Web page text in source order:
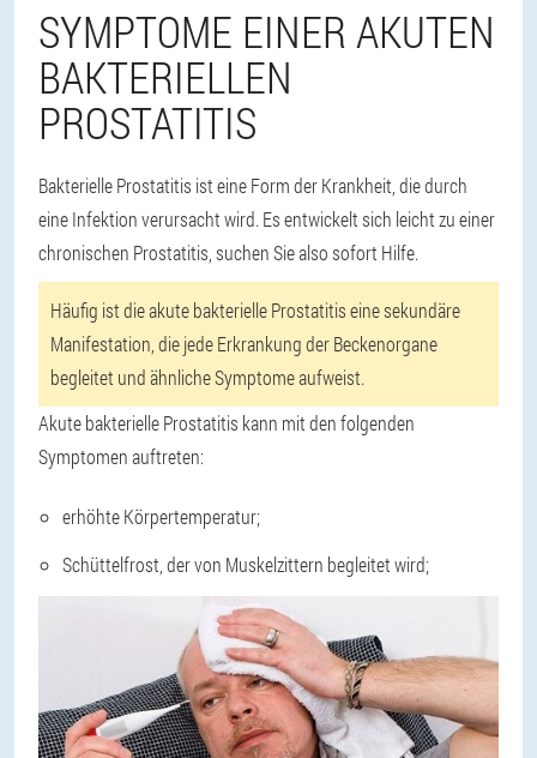
SYMPTOME EINER AKUTEN
BAKTERIELLEN
PROSTATITIS
Bakterielle Prostatitis ist eine Form der Krankheit, die durch
eine Infektion verursacht wird. Es entwickelt sich leicht zu einer
chronischen Prostatitis, suchen Sie also sofort Hilfe.
Häufig ist die akute bakterielle Prostatitis eine sekundäre
Manifestation, die jede Erkrankung der Beckenorgane
begleitet und ähnliche Symptome aufweist.
Akute bakterielle Prostatitis kann mit den folgenden
Symptomen auftreten:
erhöhte Körpertemperatur;
Schüttelfrost, der von Muskelzittern begleitet wird;